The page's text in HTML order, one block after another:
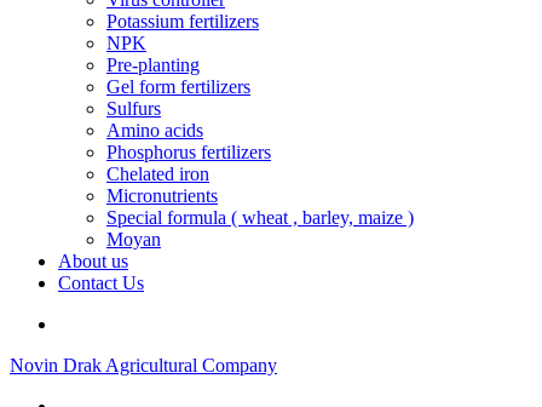
Potassium fertilizers
NPK
Pre-planting
Gel form fertilizers
Sulfurs
Amino acids
Phosphorus fertilizers
Chelated iron
Micronutrients
Special formula ( wheat , barley, maize )
Moyan
About us
Contact Us
Novin Drak Agricultural Company